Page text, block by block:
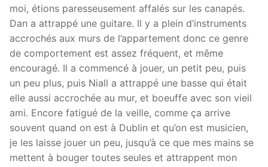
moi, étions paresseusement affalés sur les canapés.
Dan a attrappé une guitare. Il y a plein d’instruments
accrochés aux murs de l’appartement donc ce genre
de comportement est assez fréquent, et même
encouragé. Il a commencé à jouer, un petit peu, puis
un peu plus, puis Niall a attrappé une basse qui était
elle aussi accrochée au mur, et boeuffe avec son vieil
ami. Encore fatigué de la veille, comme ça arrive
souvent quand on est à Dublin et qu’on est musicien,
je les laisse jouer un peu, jusqu’à ce que mes mains se
mettent à bouger toutes seules et attrappent mon